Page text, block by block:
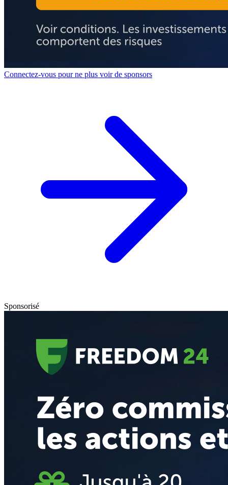
Connectez-vous pour ne plus voir de sponsors
Sponsorisé